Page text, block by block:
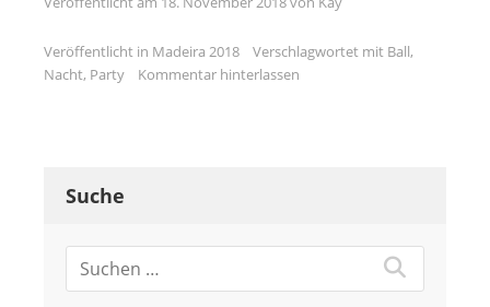
Veröffentlicht in Madeira 2018 Verschlagwortet mit Ball,
Nacht, Party Kommentar hinterlassen
Suche